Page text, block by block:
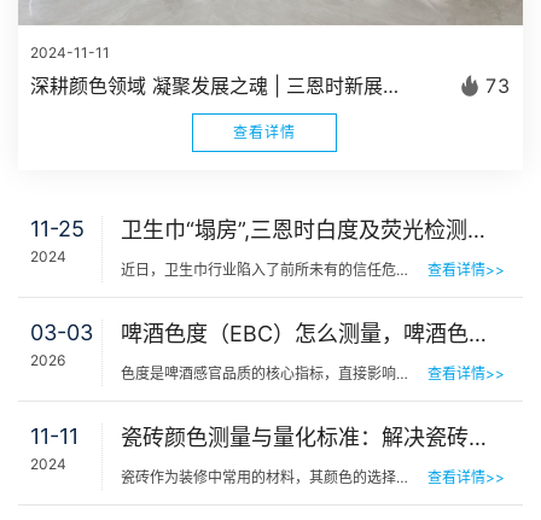
2024-11-11
深耕颜色领域 凝聚发展之魂 | 三恩时新展厅正式建成启用 73
查看详情
11-25
2024
卫生巾“塌房”,三恩时白度及荧光检测技术呵护女性健康
近日，卫生巾行业陷入了前所未有的信任危机，多家知名品牌被曝出质量问题，引发了社会广泛关注和消费者的强… 查看详情>>
03-03
2026
啤酒色度（EBC）怎么测量，啤酒色度的标准是多少？
色度是啤酒感官品质的核心指标，直接影响啤酒的风格分类与消费者接受度。从淡色啤酒的清澈透亮到黑色啤酒的… 查看详情>>
11-11
2024
瓷砖颜色测量与量化标准：解决瓷砖颜色不一致的问题
瓷砖作为装修中常用的材料，其颜色的选择与搭配对于整体装修效果至关重要。然而，瓷砖生产过程中常常因为各… 查看详情>>